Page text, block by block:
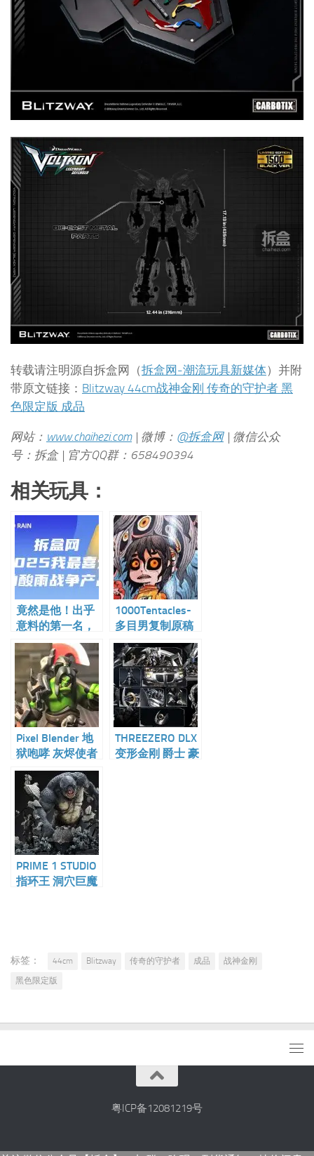
转载请注明源自拆盒网（拆盒网-潮流玩具新媒体）并附
带原文链接： Blitzway 44cm战神金刚 传奇的守护者 黑
色限定版 成品
网站： www.chaihezi.com| 微博： @拆盒网| 微信公众
号：拆盒 | 官方QQ群：658490394
相关玩具：
竟然是他！出乎
意料的第一名，
拆盒2025我最喜
爱的酸雨战争产
品评选结果公布
1000Tentacles-
多目男复制原稿
集
Pixel Blender 地
狱咆哮 灰烬使者
GK手办雕像摆件
THREEZERO DLX
变形金刚 爵士 豪
PRIME 1 STUDIO
指环王 洞穴巨魔
标签： 44cm Blitzway 传奇的守护者 成品
战神金刚
黑色限定版
粤ICP备12081219号